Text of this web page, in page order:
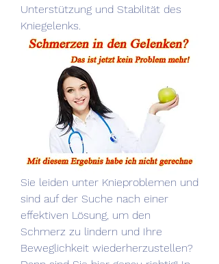
Unterstützung und Stabilität des
Kniegelenks.
Sie leiden unter Knieproblemen und
sind auf der Suche nach einer
effektiven Lösung, um den
Schmerz zu lindern und Ihre
Beweglichkeit wiederherzustellen?